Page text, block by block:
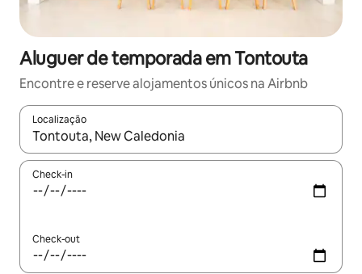
Aluguer de temporada em Tontouta
Encontre e reserve alojamentos únicos na Airbnb
Localização
Quando os resultados estiverem disponíveis, navegue com
Check-in
Check-out